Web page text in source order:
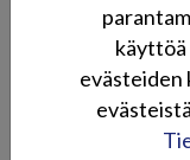
Honda-
käyttöä
evästeiden